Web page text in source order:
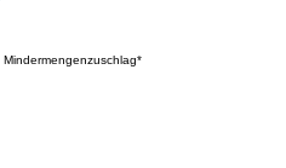
Mindermengenzuschlag*